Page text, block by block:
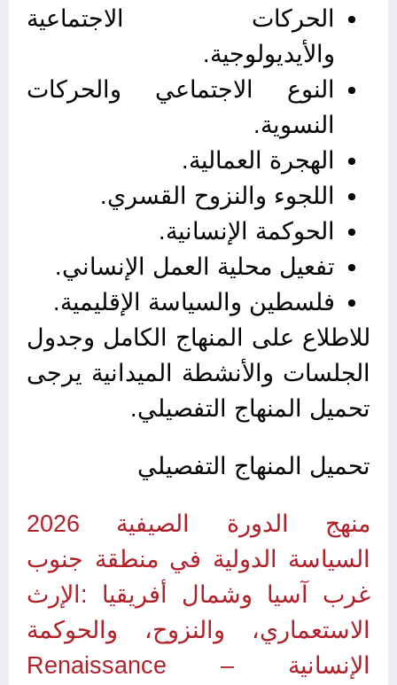
الحركات الاجتماعية
والأيديولوجية.
النوع الاجتماعي والحركات
النسوية.
الهجرة العمالية.
اللجوء والنزوح القسري.
الحوكمة الإنسانية.
تفعيل محلية العمل الإنساني.
فلسطين والسياسة الإقليمية.
للاطلاع على المنهاج الكامل وجدول
الجلسات والأنشطة الميدانية يرجى
تحميل المنهاج التفصيلي.
تحميل المنهاج التفصيلي
منهج الدورة الصيفية 2026
السياسة الدولية في منطقة جنوب
غرب آسيا وشمال أفريقيا :الإرث
الاستعماري، والنزوح، والحوكمة
الإنسانية – Renaissance